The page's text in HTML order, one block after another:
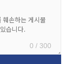
0 / 300